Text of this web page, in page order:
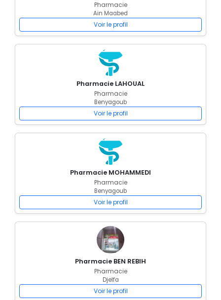
Pharmacie
Ain Maabed
Voir le profil
Pharmacie LAHOUAL
Pharmacie
Benyagoub
Voir le profil
Pharmacie MOHAMMEDI
Pharmacie
Benyagoub
Voir le profil
Pharmacie BEN REBIH
Pharmacie
Djelfa
Voir le profil